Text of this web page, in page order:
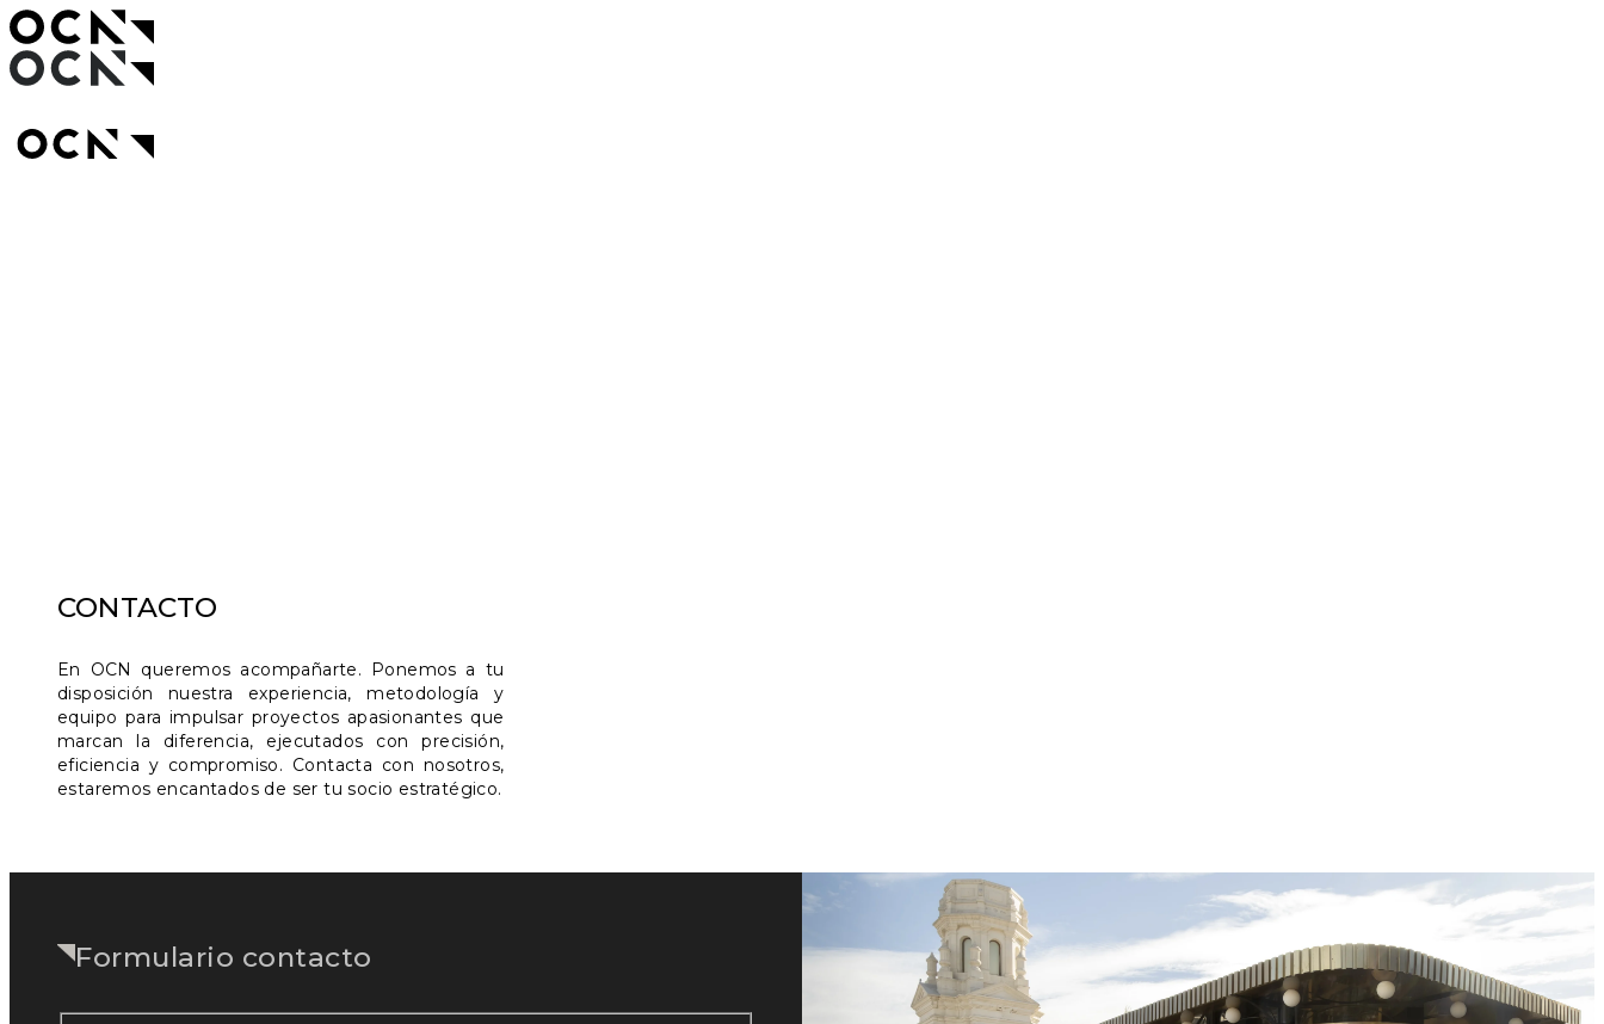
CONTACTO
En OCN queremos acompañarte. Ponemos a tu
disposición nuestra experiencia, metodología y
equipo para impulsar proyectos apasionantes que
marcan la diferencia, ejecutados con precisión,
eficiencia y compromiso. Contacta con nosotros,
estaremos encantados de ser tu socio estratégico.
Formulario contacto